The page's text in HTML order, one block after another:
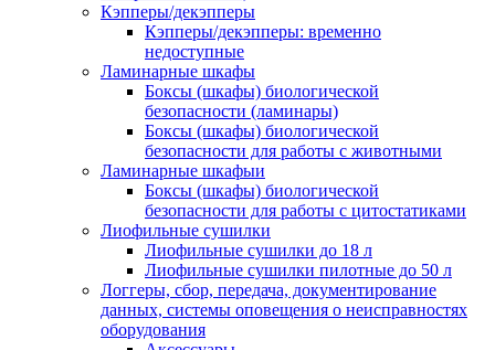
Кэпперы/декэпперы
Кэпперы/декэпперы: временно
недоступные
Ламинарные шкафы
Боксы (шкафы) биологической
безопасности (ламинары)
Боксы (шкафы) биологической
безопасности для работы с животными
Ламинарные шкафыи
Боксы (шкафы) биологической
безопасности для работы с цитостатиками
Лиофильные сушилки
Лиофильные сушилки до 18 л
Лиофильные сушилки пилотные до 50 л
Логгеры, сбор, передача, документирование
данных, системы оповещения о неисправностях
оборудования